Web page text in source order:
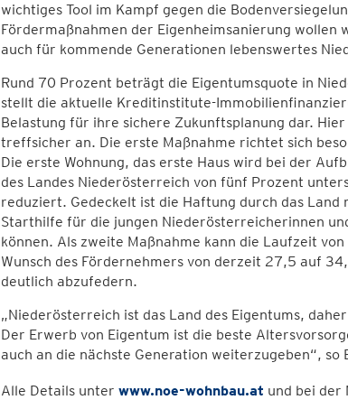
wichtiges Tool im Kampf gegen die
Fördermaßnahmen der Eigenheimsanierung wollen
auch für kommende Generationen lebenswertes
Rund 70 Prozent beträgt die Eigentumsquote in
stellt die aktuelle Kreditinstitute-
Belastung für ihre sichere Zukunftsplanung dar.
treffsicher an. Die erste Maßnahme richtet sich
Die erste Wohnung, das erste Haus wird bei der
des Landes Niederösterreich von fünf Prozent
reduziert. Gedeckelt ist die Haftung durch das
Starthilfe für die jungen Niederösterreicherinnen
können. Als zweite Maßnahme kann die Laufzeit
Wunsch des Fördernehmers von derzeit 27,5 auf
deutlich abzufedern.
„Niederösterreich ist das Land des Eigentums,
Der Erwerb von Eigentum ist die beste
auch an die nächste Generation weiterzugeben“, so
Alle Details unter www.noe-wohnbau.at und bei der